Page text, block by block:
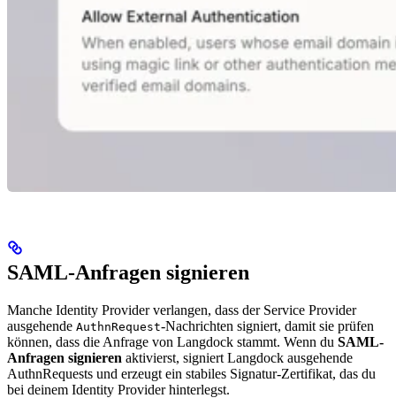
SAML-Anfragen signieren
Manche Identity Provider verlangen, dass der Service Provider
ausgehende AuthnRequest-Nachrichten signiert, damit sie prüfen
können, dass die Anfrage von Langdock stammt. Wenn du SAML-
Anfragen signieren aktivierst, signiert Langdock ausgehende
AuthnRequests und erzeugt ein stabiles Signatur-Zertifikat, das du
bei deinem Identity Provider hinterlegst.